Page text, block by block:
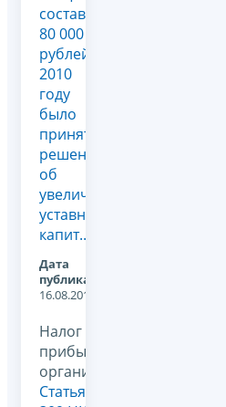
составлял
80 000
рублей.В
2010
году
было
принято
решение
об
увеличении
уставного
капит...
Дата
публикации:
16.08.2011
Налог на
прибыль
организаций,
Статья